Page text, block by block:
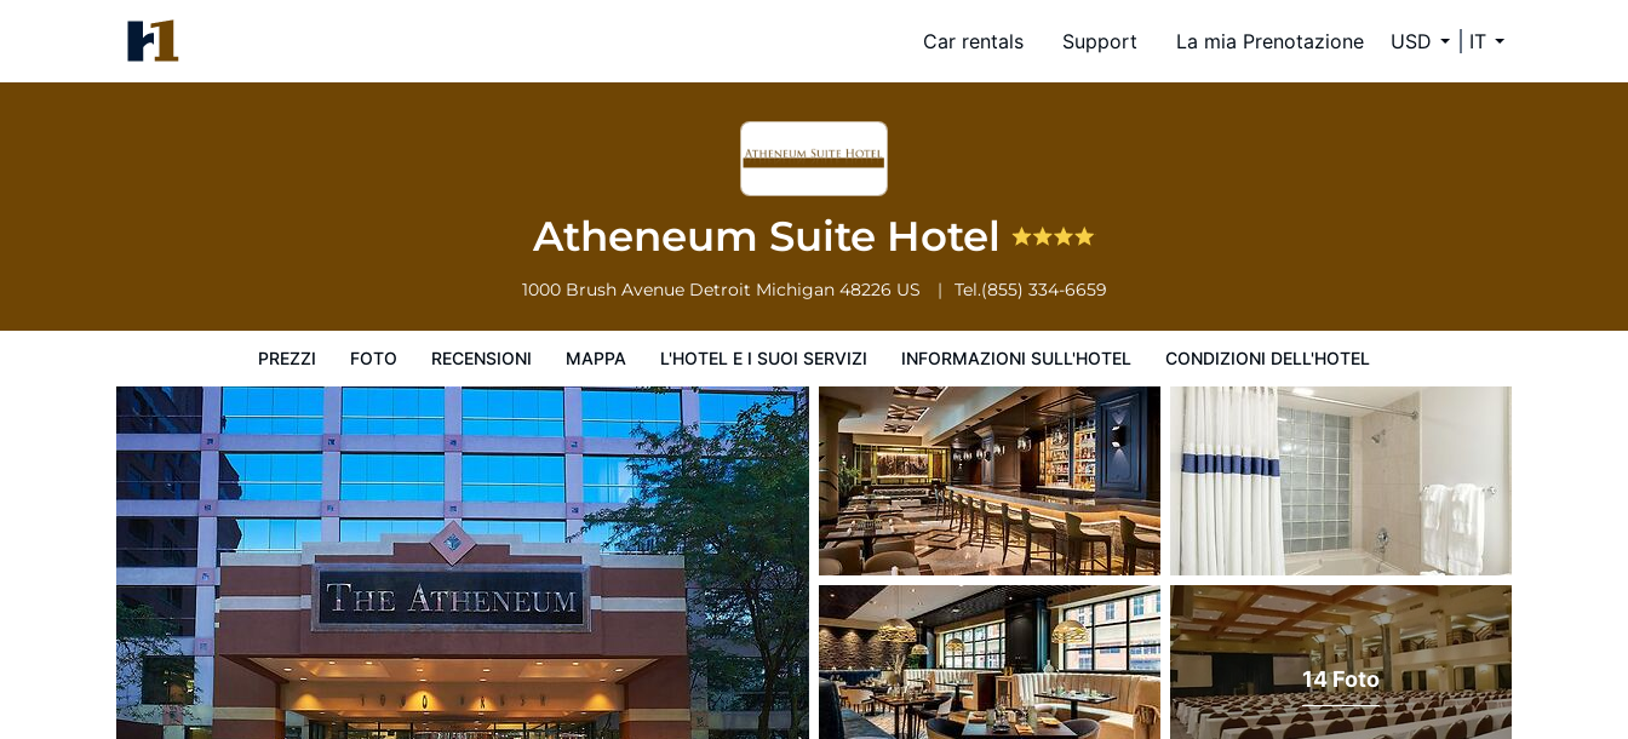
Car rentals Support La mia Prenotazione USD IT
Atheneum Suite Hotel
1000 Brush Avenue Detroit Michigan 48226 US Tel.(855) 334-6659
PREZZI FOTO RECENSIONI MAPPA L'HOTEL E I SUOI SERVIZI INFORMAZIONI SULL'HOTEL CONDIZIONI DELL'HOTEL
Condizioni dell'hotel
14 Foto